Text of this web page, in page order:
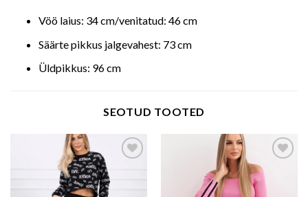
Vöö laius: 34 cm/venitatud: 46 cm
Säärte pikkus jalgevahest: 73 cm
Üldpikkus: 96 cm
SEOTUD TOOTED
Add to wishlist Add to wishlist